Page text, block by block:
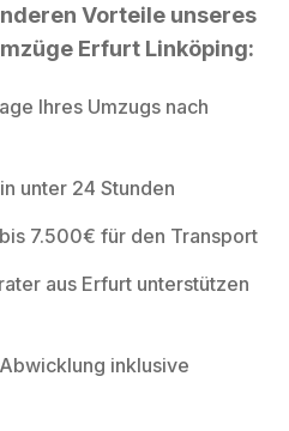
Vorteile unseres
Erfurt Linköping:
Ihres Umzugs nach
unter 24 Stunden
7.500€ für den Transport
aus Erfurt unterstützen
inklusive